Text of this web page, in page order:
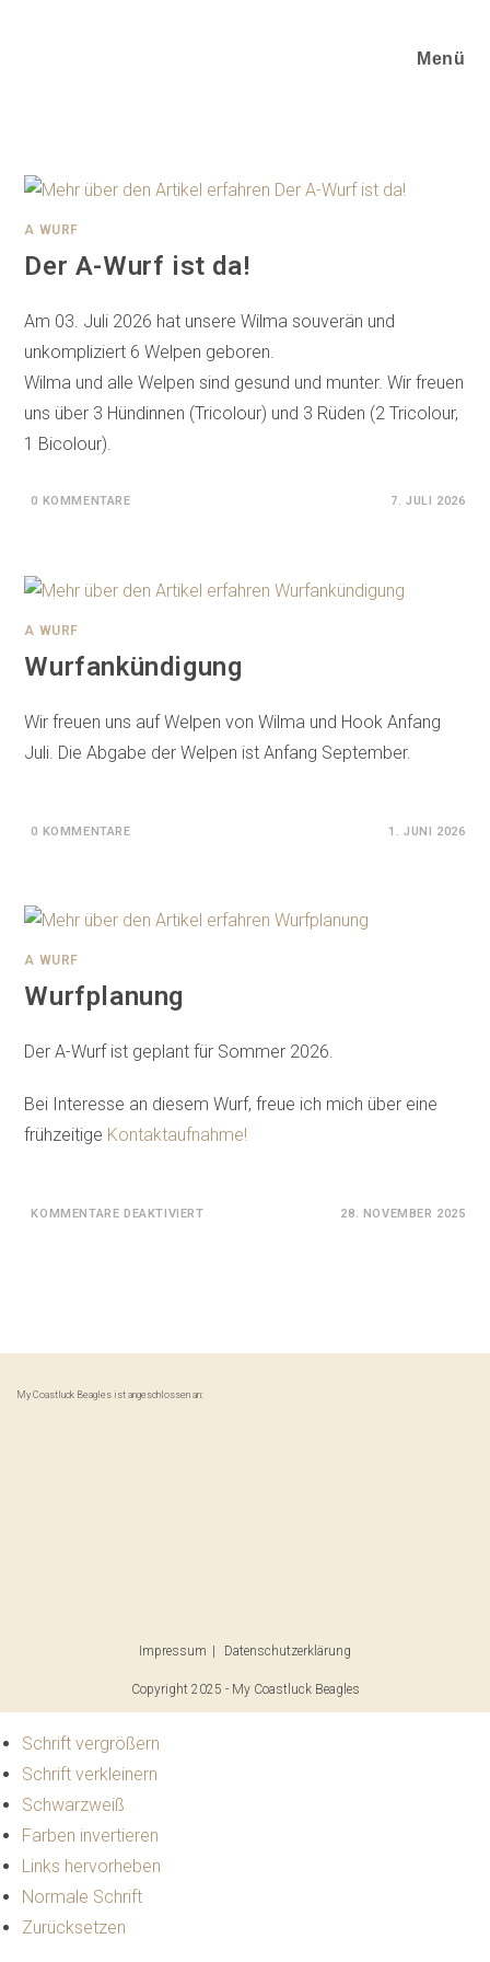
Menü
A WURF
Der A-Wurf ist da!
Am 03. Juli 2026 hat unsere Wilma souverän und
unkompliziert 6 Welpen geboren.
Wilma und alle Welpen sind gesund und munter. Wir freuen
uns über 3 Hündinnen (Tricolour) und 3 Rüden (2 Tricolour,
1 Bicolour).
0 KOMMENTARE 7. JULI 2026
A WURF
Wurfankündigung
Wir freuen uns auf Welpen von Wilma und Hook Anfang
Juli. Die Abgabe der Welpen ist Anfang September.
0 KOMMENTARE 1. JUNI 2026
A WURF
Wurfplanung
Der A-Wurf ist geplant für Sommer 2026.
Bei Interesse an diesem Wurf, freue ich mich über eine
frühzeitige Kontaktaufnahme!
KOMMENTARE DEAKTIVIERTFÜR
28. NOVEMBER 2025
My Coastluck Beagles ist angeschlossen an:
Impressum Datenschutzerklärung
Copyright 2025 - My Coastluck Beagles
Schrift vergrößern
Schrift verkleinern
Schwarzweiß
Farben invertieren
Links hervorheben
Normale Schrift
Zurücksetzen